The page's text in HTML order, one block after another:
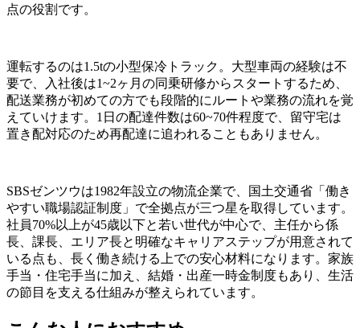
点の役割です。
運転するのは1.5tの小型保冷トラック。大型車両の経験は不
要で、入社後は1~2ヶ月の同乗研修からスタートするため、
配送業務が初めての方でも段階的にルートや業務の流れを覚
えていけます。1日の配達件数は60~70件程度で、留守宅は
置き配対応のため再配達に追われることもありません。
SBSゼンツウは1982年設立の物流企業で、国土交通省「働き
やすい職場認証制度」で全拠点が三つ星を取得しています。
社員70%以上が45歳以下と若い世代が中心で、主任から係
長、課長、エリア長と明確なキャリアステップが用意されて
いる点も、長く働き続ける上での安心材料になります。家族
手当・住宅手当に加え、結婚・出産一時金制度もあり、生活
の節目を支える仕組みが整えられています。